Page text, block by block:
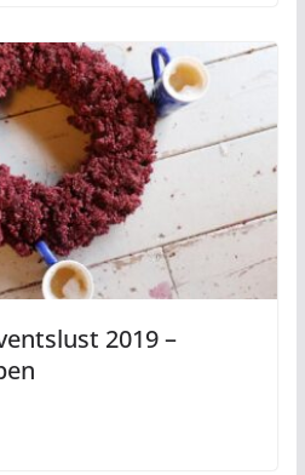
2019 –